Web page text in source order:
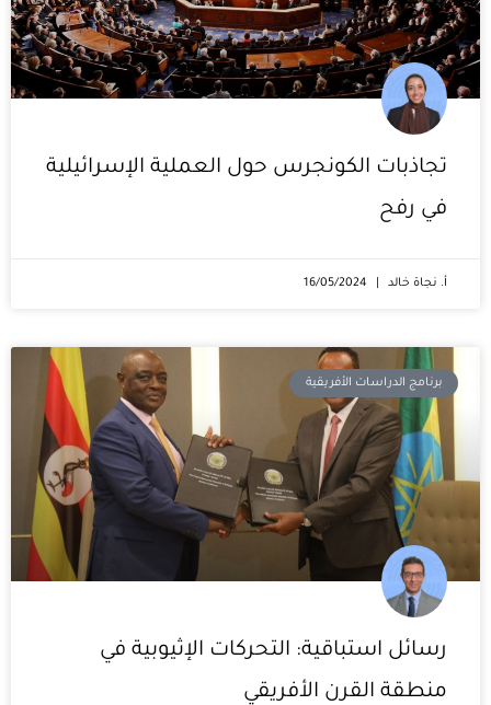
تجاذبات الكونجرس حول العملية الإسرائيلية
في رفح
أ. نجاة خالد
برنامج الدراسات الأفريقية
رسائل استباقية: التحركات الإثيوبية في
منطقة القرن الأفريقي